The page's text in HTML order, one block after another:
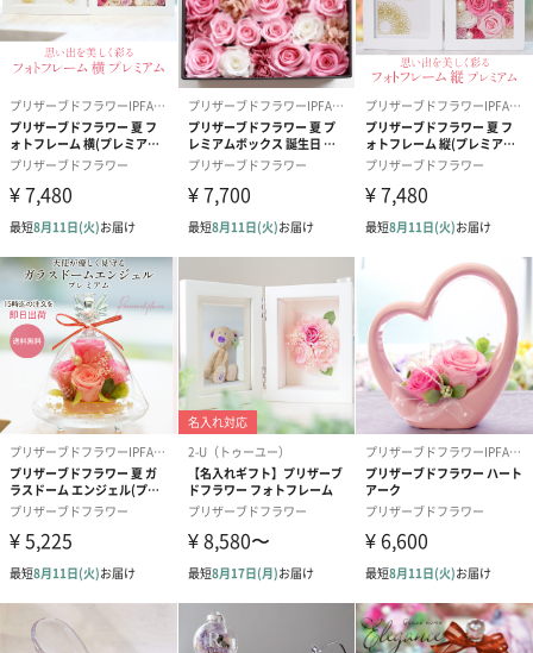
②花びらへ写真orロゴプリント（有料）
※弊社では加工いたしません。届いた写真をそのまま
花びらにプリントします。